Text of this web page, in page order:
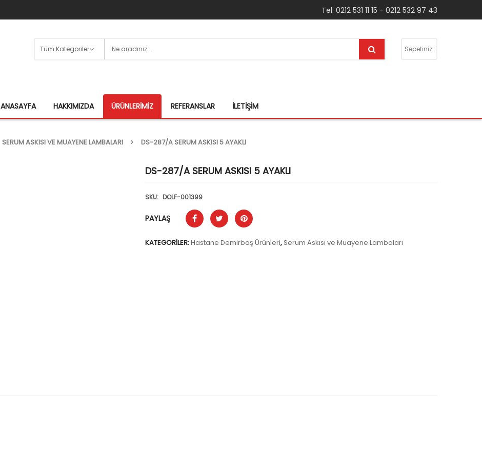
Tel: 0212 531 11 15 - 0212 532 97 43
Sepetiniz:
ANASAYFA HAKKIMIZDA ÜRÜNLERIMIZ REFERANSLAR İLETIŞIM
SERUM ASKISI VE MUAYENE LAMBALARI DS-287/A SERUM ASKISI 5 AYAKLI
DS-287/A SERUM ASKISI 5 AYAKLI
SKU: DOLF-001399
PAYLAŞ
KATEGORILER:Hastane Demirbaş Ürünleri,Serum Askısı ve Muayene Lambaları